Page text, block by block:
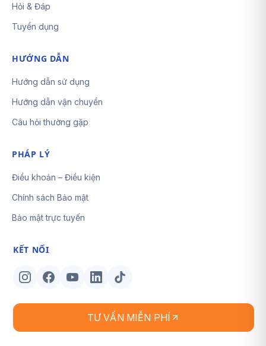
Hỏi & Đáp
Tuyển dụng
HƯỚNG DẪN
Hướng dẫn sử dụng
Hướng dẫn vận chuyển
Câu hỏi thường gặp
PHÁP LÝ
Điều khoản – Điều kiện
Chính sách Bảo mật
Bảo mật trực tuyến
KẾT NỐI
TƯ VẤN MIỄN PHÍ